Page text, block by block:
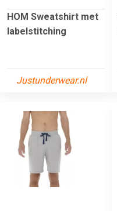
HOM Sweatshirt met
labelstitching
Justunderwear.nl